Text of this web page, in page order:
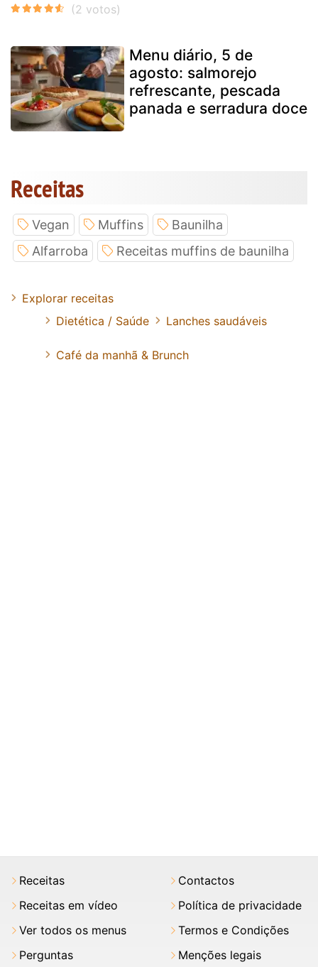
Menu diário, 5 de
agosto: salmorejo
refrescante, pescada
panada e serradura doce
Receitas
Vegan Muffins
Baunilha
Alfarroba
Receitas muffins de baunilha
Explorar receitas
Dietética / Saúde
Lanches saudáveis
Café da manhã & Brunch
Receitas
Receitas em vídeo
Ver todos os menus
Perguntas
Contactos
Política de privacidade
Termos e Condições
Menções legais